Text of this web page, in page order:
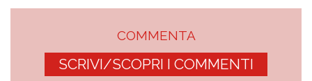
COMMENTA
SCRIVI/SCOPRI I COMMENTI